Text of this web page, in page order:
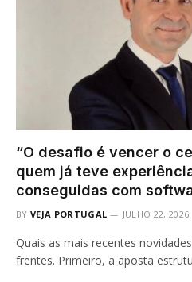
“O desafio é vencer o
quem já teve
conseguidas com
BY VEJA PORTUGAL JULHO 22, 2026
Quais as mais recentes
frentes. Primeiro, a aposta